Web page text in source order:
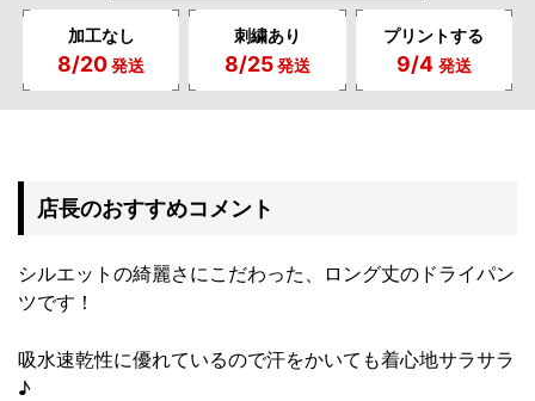
加工なし
8/20 発送
刺繍あり
8/25 発送
プリントする
9/4 発送
店長のおすすめコメント
シルエットの綺麗さにこだわった、ロング丈のドライパン
ツです！
吸水速乾性に優れているので汗をかいても着心地サラサラ
♪